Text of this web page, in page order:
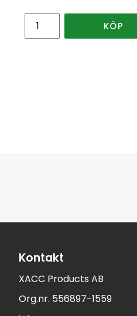
KÖP
Kontakt
XACC Products AB
Org.nr. 556897-1559